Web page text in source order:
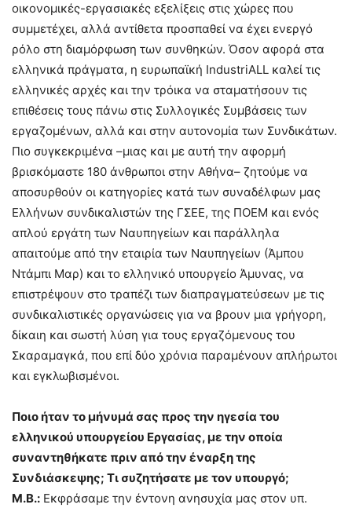
οικονομικές-εργασιακές εξελίξεις στις χώρες που
συμμετέχει, αλλά αντίθετα προσπαθεί να έχει ενεργό
ρόλο στη διαμόρφωση των συνθηκών. Όσον αφορά στα
ελληνικά πράγματα, η ευρωπαϊκή IndustriALL καλεί τις
ελληνικές αρχές και την τρόικα να σταματήσουν τις
επιθέσεις τους πάνω στις Συλλογικές Συμβάσεις των
εργαζομένων, αλλά και στην αυτονομία των Συνδικάτων.
Πιο συγκεκριμένα –μιας και με αυτή την αφορμή
βρισκόμαστε 180 άνθρωποι στην Αθήνα– ζητούμε να
αποσυρθούν οι κατηγορίες κατά των συναδέλφων μας
Ελλήνων συνδικαλιστών της ΓΣΕΕ, της ΠΟΕΜ και ενός
απλού εργάτη των Ναυπηγείων και παράλληλα
απαιτούμε από την εταιρία των Ναυπηγείων (Άμπου
Ντάμπι Μαρ) και το ελληνικό υπουργείο Άμυνας, να
επιστρέψουν στο τραπέζι των διαπραγματεύσεων με τις
συνδικαλιστικές οργανώσεις για να βρουν μια γρήγορη,
δίκαιη και σωστή λύση για τους εργαζόμενους του
Σκαραμαγκά, που επί δύο χρόνια παραμένουν απλήρωτοι
και εγκλωβισμένοι.
Ποιο ήταν το μήνυμά σας προς την ηγεσία του
ελληνικού υπουργείου Εργασίας, με την οποία
συναντηθήκατε πριν από την έναρξη της
Συνδιάσκεψης; Τι συζητήσατε με τον υπουργό;
Μ.Β.: Εκφράσαμε την έντονη ανησυχία μας στον υπ.